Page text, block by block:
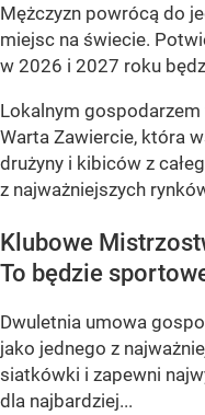
Mężczyzn powrócą do
miejsc na świecie.
w 2026 i 2027 roku
Lokalnym
Warta Zawiercie, która
drużyny i kibiców z
z najważniejszych
Klubowe
To będzie
Dwuletnia umowa
jako jednego z
siatkówki i zapewni
dla najbardziej...